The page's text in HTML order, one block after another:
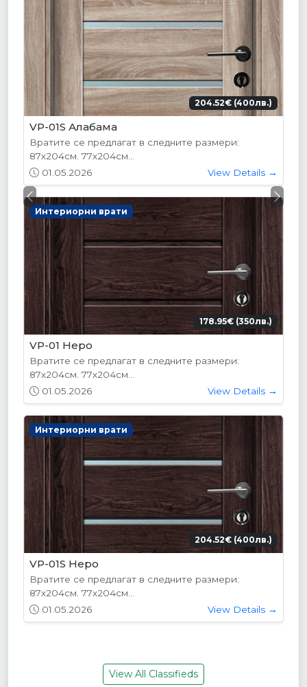
204.52€ (400лв.)
VP-01S Алабама
Вратите се предлагат в следните размери:
87х204см. 77х204см...
01.05.2026
View Details →
Интериорни врати
178.95€ (350лв.)
VP-01 Hepo
Вратите се предлагат в следните размери:
87х204см. 77х204см...
01.05.2026
View Details →
Интериорни врати
204.52€ (400лв.)
VP-01S Hepo
Вратите се предлагат в следните размери:
87х204см. 77х204см...
01.05.2026
View Details →
Previous Next
View All Classifieds